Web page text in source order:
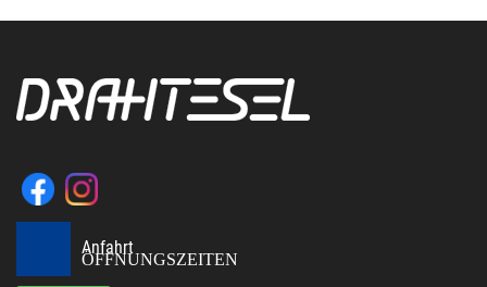
Anfahrt
ÖFFNUNGSZEITEN